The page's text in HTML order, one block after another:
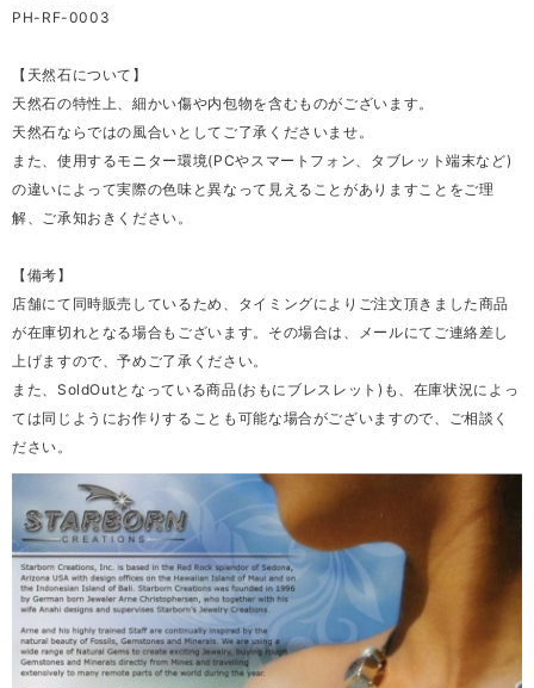
PH-RF-0003
【天然石について】
天然石の特性上、細かい傷や内包物を含むものがございます。
天然石ならではの風合いとしてご了承くださいませ。
また、使用するモニター環境(PCやスマートフォン、タブレット端末など)
の違いによって実際の色味と異なって見えることがありますことをご理
解、ご承知おきください。
【備考】
店舗にて同時販売しているため、タイミングによりご注文頂きました商品
が在庫切れとなる場合もございます。その場合は、メールにてご連絡差し
上げますので、予めご了承ください。
また、SoldOutとなっている商品(おもにブレスレット)も、在庫状況によっ
ては同じようにお作りすることも可能な場合がございますので、ご相談く
ださい。